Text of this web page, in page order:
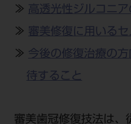
≫ 高透光性ジルコニ
≫ 審美修復に用いる
≫ 今後の修復治療の
待すること
審美歯冠修復技法は、
モリタ友の会無料会員
デンタルマガジン
ビデオライブラリー
DMR（ディーエムアー
北海道
宮城
東京
愛知
Dental Plaza Tokyo
MDSC
見学予約